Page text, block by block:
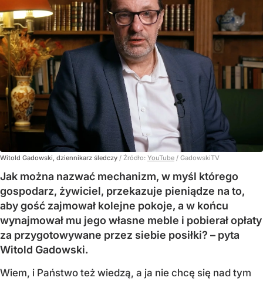
Witold Gadowski, dziennikarz śledczy / Źródło: YouTube / GadowskiTV
Jak można nazwać mechanizm, w myśl którego
gospodarz, żywiciel, przekazuje pieniądze na to,
aby gość zajmował kolejne pokoje, a w końcu
wynajmował mu jego własne meble i pobierał opłaty
za przygotowywane przez siebie posiłki? – pyta
Witold Gadowski.
Wiem, i Państwo też wiedzą, a ja nie chcę się nad tym